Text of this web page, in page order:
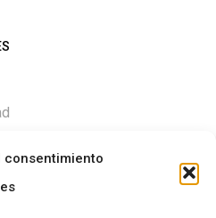
consentimiento